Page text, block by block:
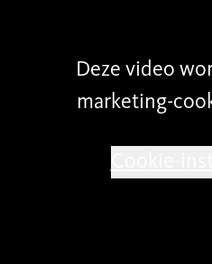
Deze video
marketing-
naar de